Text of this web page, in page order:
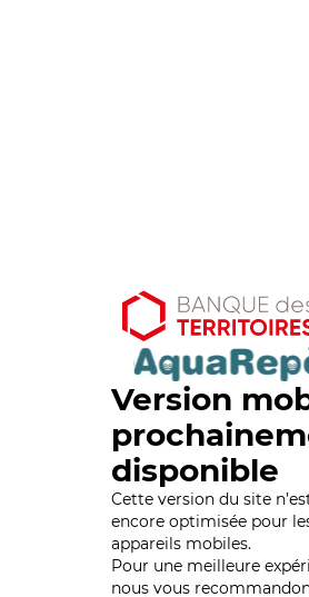
Version
disponible
Cette version du site
encore optimisée pour
appareils mobiles.
Pour une meilleure
nous vous